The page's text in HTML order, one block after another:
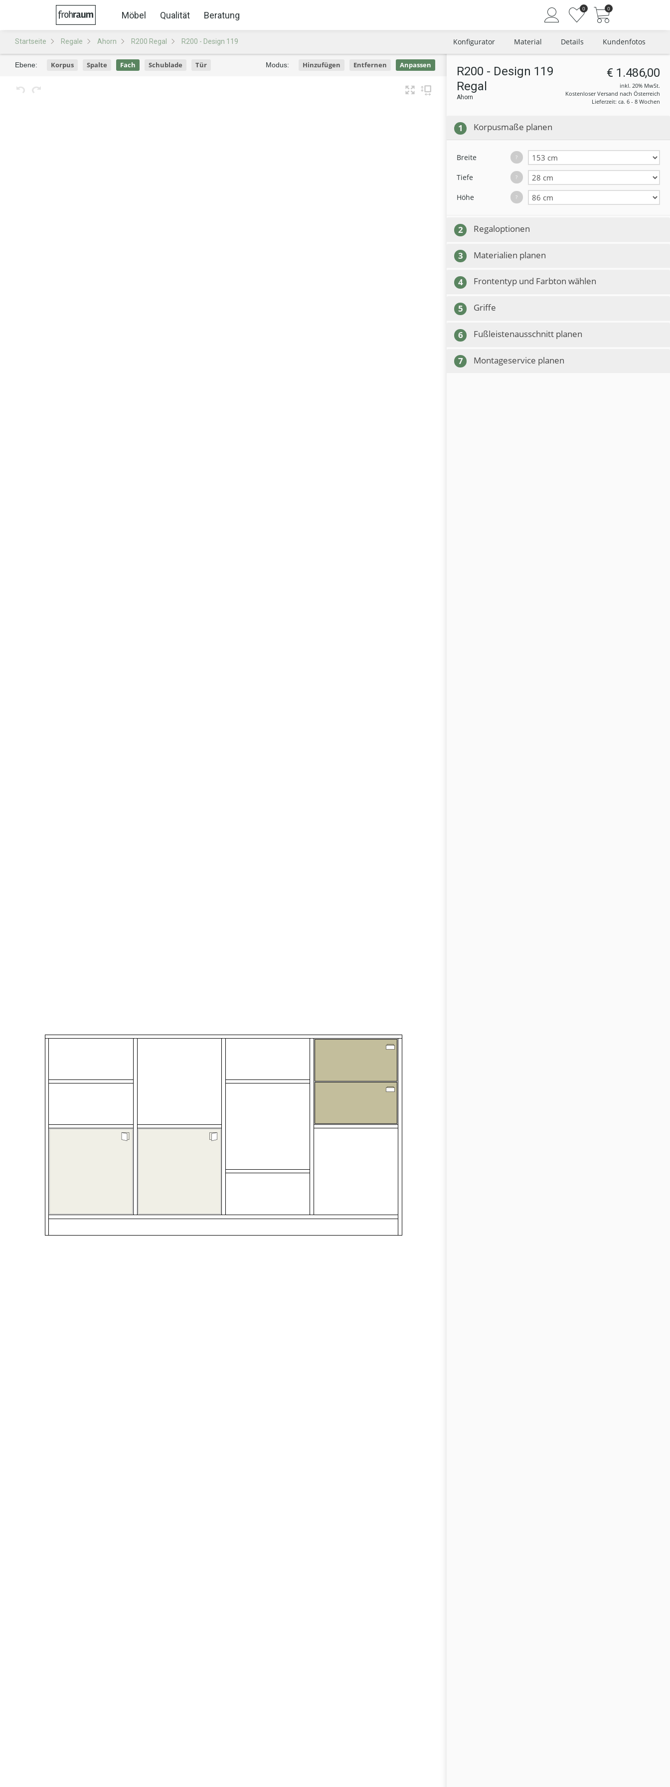
Möbel Qualität Beratung
0 0
Startseite Regale Ahorn R200 Regal R200 - Design 119 Konfigurator Material Details Kundenfotos
Ebene: Korpus Spalte Fach Schublade Tür Modus: Hinzufügen Entfernen Anpassen
R200 - Design 119
Regal
Ahorn
€ 1.486,00
inkl. 20% MwSt.
Kostenloser Versand nach Österreich
Lieferzeit: ca. 6 - 8 Wochen
1 Korpusmaße planen
Breite ?
Tiefe ?
Höhe ?
2 Regaloptionen
3 Materialien planen
4 Frontentyp und Farbton wählen
5 Griffe
6 Fußleistenausschnitt planen
7 Montageservice planen